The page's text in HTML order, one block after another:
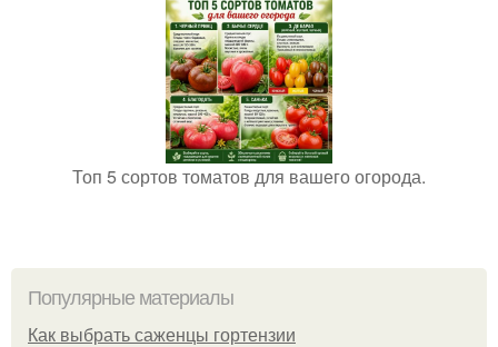
Топ 5 сортов томатов для вашего огорода.
Популярные материалы
Как выбрать саженцы гортензии